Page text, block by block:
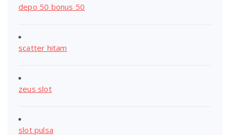
depo 50 bonus 50
scatter hitam
zeus slot
slot pulsa